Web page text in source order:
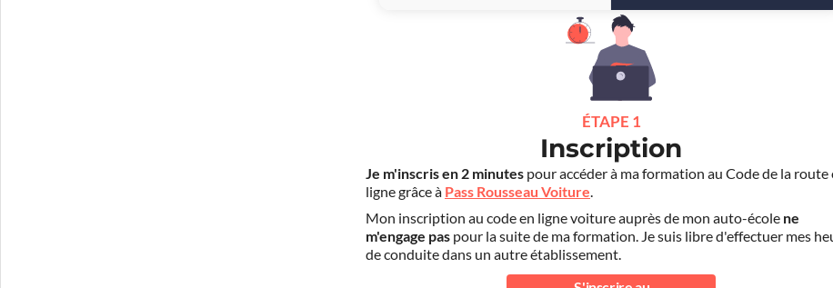
ÉTAPE 1
Inscription
Je m'inscris en 2 minutes pour accéder à ma formation au Code de la route
ligne grâce à Pass Rousseau Voiture.
Mon inscription au code en ligne voiture auprès de mon auto-école ne
m'engage pas pour la suite de ma formation. Je suis libre d'effectuer mes
de conduite dans un autre établissement.